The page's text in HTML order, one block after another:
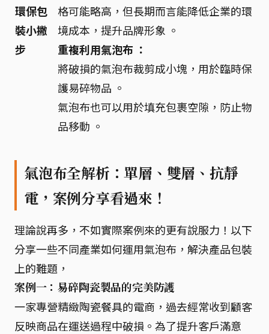
環保包
裝小撇
步
格可能略高，但長期而言能降低企業的環
境成本，提升品牌形象 。
重複利用氣泡布 ：
將破損的氣泡布裁剪成小塊，用於臨時保
護易碎物品 。
氣泡布也可以用於填充包裹空隙，防止物
品移動 。
氣泡布全解析：單層、雙層、抗靜
電，案例分享看過來！
理論說再多，不如實際案例來的更有說服力！以下
分享一些不同產業如何運用氣泡布，解決產品包裝
上的難題，
案例一：易碎陶瓷製品的完美防護
一家專營精緻陶瓷餐具的電商，過去經常收到顧客
反映商品在運送過程中破損。為了提升客戶滿意